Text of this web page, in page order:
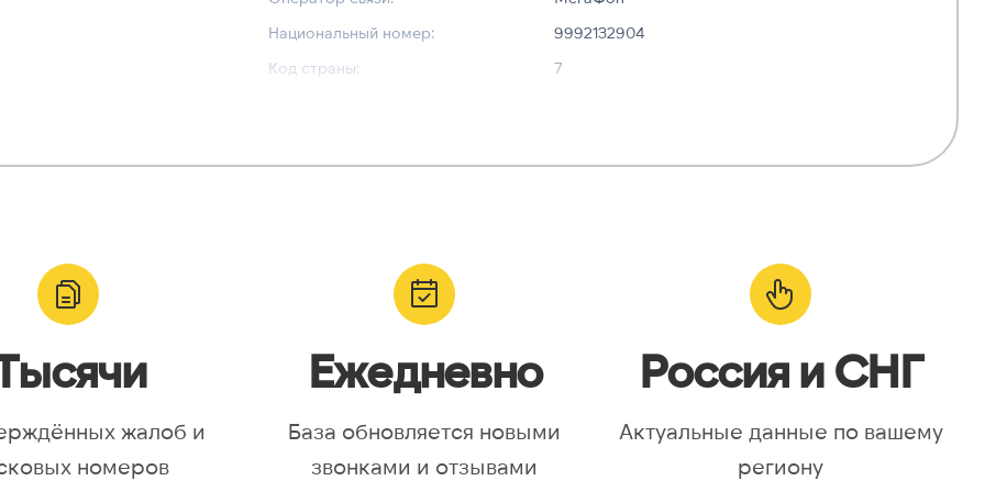
Национальный номер:
9992132904
Код страны:
7
Asia/Yekaterinburg,
Moscow, Europe/Samara
Валидный номер:
✓ Да
жалоб и
номеров
Ежедневно
База обновляется новыми
звонками и отзывами
Россия и СНГ
Актуальные данные по вашему
региону